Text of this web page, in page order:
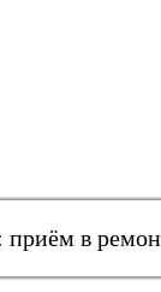
приём в